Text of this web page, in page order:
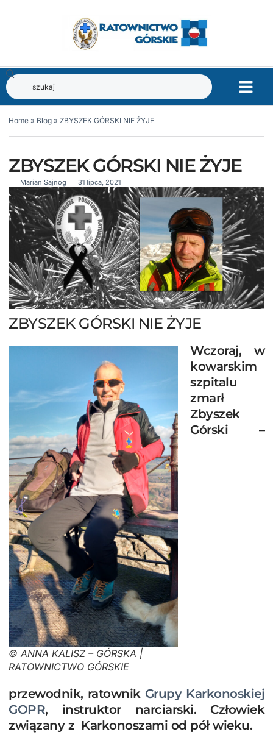
Home » Blog » ZBYSZEK GÓRSKI NIE ŻYJE
ZBYSZEK GÓRSKI NIE ŻYJE
Marian Sajnog 31 lipca, 2021
ZBYSZEK GÓRSKI NIE ŻYJE
© ANNA KALISZ – GÓRSKA |
RATOWNICTWO GÓRSKIE
Wczoraj, w
kowarskim
szpitalu
zmarł
Zbyszek
Górski –
przewodnik, ratownik Grupy Karkonoskiej
GOPR, instruktor narciarski. Człowiek
związany z Karkonoszami od pół wieku.